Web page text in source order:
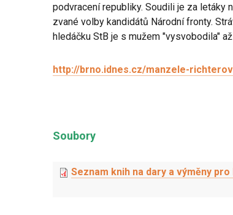
podvracení republiky. Soudili je za letáky
zvané volby kandidátů Národní fronty.
hledáčku StB je s mužem "vysvobodila"
http://brno.idnes.cz/manzele-
Soubory
Seznam knih na dary a výměny